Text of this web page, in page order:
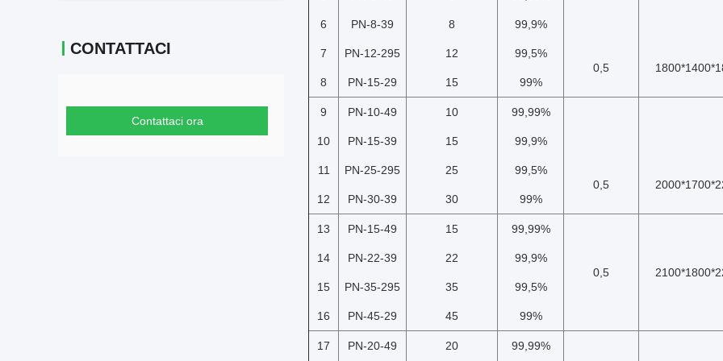
CONTATTACI
Contattaci ora
6
7
8
PN-8-39
PN-12-295
PN-15-29
8
12
15
99,9%
99,5%
99%
0,5
9
10
11
12
PN-10-49
PN-15-39
PN-25-295
PN-30-39
10
15
25
30
99,99%
99,9%
99,5%
99%
0,5
13
14
15
16
PN-15-49
PN-22-39
PN-35-295
PN-45-29
15
22
35
45
99,99%
99,9%
99,5%
99%
0,5
17 PN-20-49 20 99,99%